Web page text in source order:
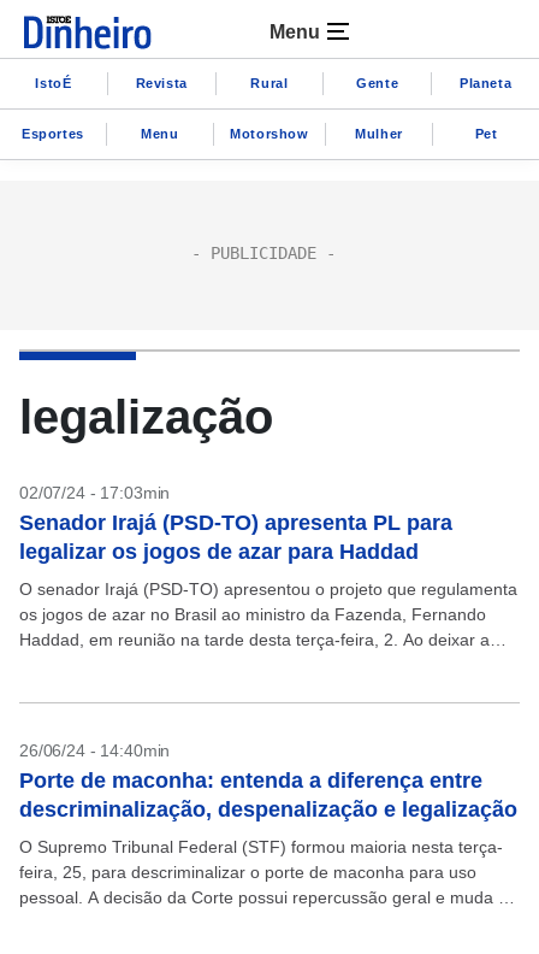
Menu
IstoÉ Revista Rural Gente Planeta
Esportes Menu Motorshow Mulher Pet
legalização
02/07/24 - 17:03min
Senador Irajá (PSD-TO) apresenta PL para
legalizar os jogos de azar para Haddad
O senador Irajá (PSD-TO) apresentou o projeto que regulamenta
os jogos de azar no Brasil ao ministro da Fazenda, Fernando
Haddad, em reunião na tarde desta terça-feira, 2. Ao deixar a
26/06/24 - 14:40min
Porte de maconha: entenda a diferença entre
descriminalização, despenalização e legalização
O Supremo Tribunal Federal (STF) formou maioria nesta terça-
feira, 25, para descriminalizar o porte de maconha para uso
pessoal. A decisão da Corte possui repercussão geral e muda a